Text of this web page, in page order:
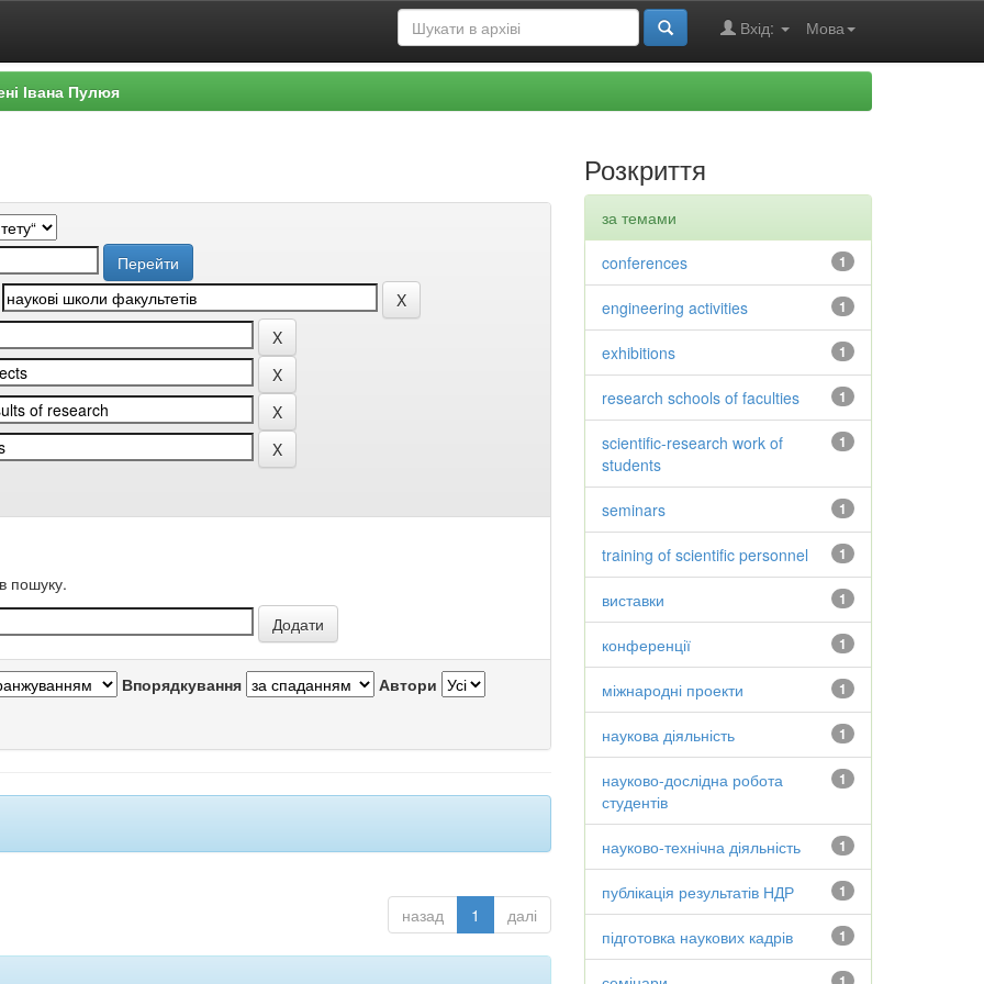
Мова
Вхід:
Івана Пулюя
пошуку.
Впорядкування Автори
назад 1 далі
Розкриття
за темами
1
conferences
1
engineering activities
1
exhibitions
1
research schools of faculties
1
scientific-research work of
students
1
seminars
1
training of scientific personnel
1
виставки
1
конференції
1
міжнародні проекти
1
наукова діяльність
1
науково-дослідна робота
студентів
1
науково-технічна діяльність
1
публікація результатів НДР
1
підготовка наукових кадрів